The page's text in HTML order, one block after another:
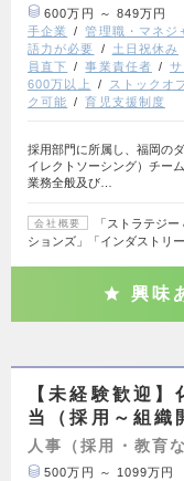
600万円 ～ 849万円
手企業
管理職・マネジ
語力が必要
土日祝休み
員直下
事業責任者
600万以上
ストックオ
ク可能
育児支援制度
採用部門に所属し、福岡の
イレクトソーシング）チー
業務全般及び…
会社概要
「ストラテジ
ションズ」「インダストリ
興味
【未経験歓迎
当（採用～組織
人事（採用・教育な
500万円 ～ 1099万円